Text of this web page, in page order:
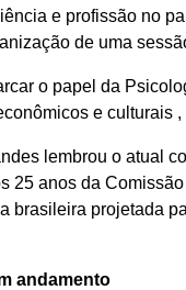
e profissão no
de uma
o papel da
e culturais
lembrou o atual
25 anos da
brasileira projetada
andamento